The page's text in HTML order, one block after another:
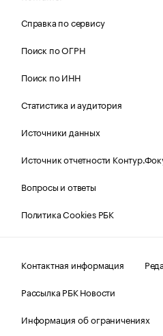
Справка по сервису
Поиск по ОГРН
Поиск по ИНН
Статистика и аудитория
Источники данных
Источник отчетности
Вопросы и ответы
Политика Cookies РБК
Контактная информация
Рассылка РБК Новости
Информация об ограничениях